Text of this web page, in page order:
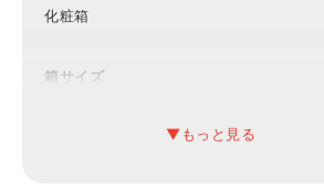
化粧箱
箱サイズ